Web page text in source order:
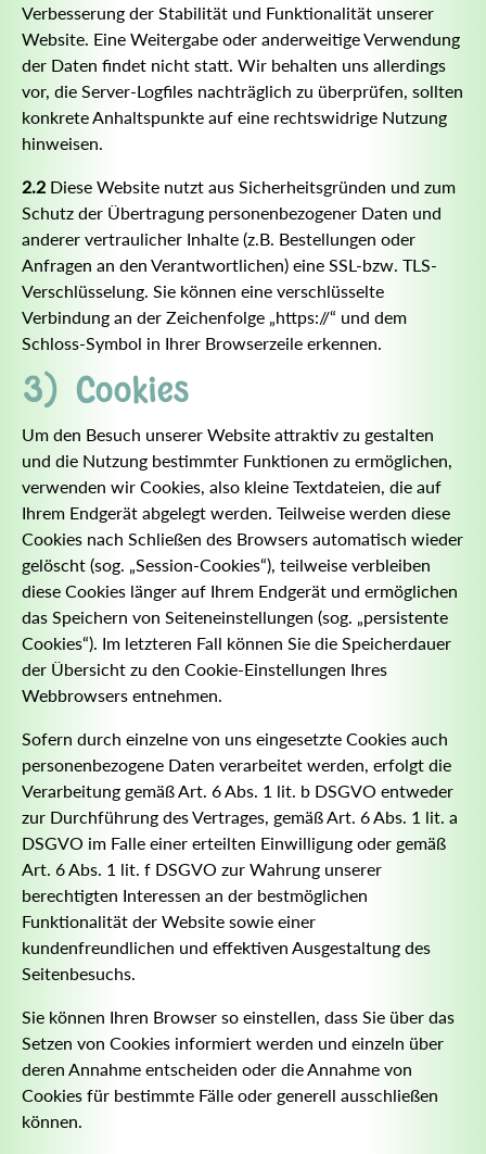
Verbesserung der Stabilität und Funktionalität unserer
Website. Eine Weitergabe oder anderweitige Verwendung
der Daten findet nicht statt. Wir behalten uns allerdings
vor, die Server-Logfiles nachträglich zu überprüfen, sollten
konkrete Anhaltspunkte auf eine rechtswidrige Nutzung
hinweisen.
2.2 Diese Website nutzt aus Sicherheitsgründen und zum
Schutz der Übertragung personenbezogener Daten und
anderer vertraulicher Inhalte (z.B. Bestellungen oder
Anfragen an den Verantwortlichen) eine SSL-bzw. TLS-
Verschlüsselung. Sie können eine verschlüsselte
Verbindung an der Zeichenfolge „https://“ und dem
Schloss-Symbol in Ihrer Browserzeile erkennen.
3) Cookies
Um den Besuch unserer Website attraktiv zu gestalten
und die Nutzung bestimmter Funktionen zu ermöglichen,
verwenden wir Cookies, also kleine Textdateien, die auf
Ihrem Endgerät abgelegt werden. Teilweise werden diese
Cookies nach Schließen des Browsers automatisch wieder
gelöscht (sog. „Session-Cookies“), teilweise verbleiben
diese Cookies länger auf Ihrem Endgerät und ermöglichen
das Speichern von Seiteneinstellungen (sog. „persistente
Cookies“). Im letzteren Fall können Sie die Speicherdauer
der Übersicht zu den Cookie-Einstellungen Ihres
Webbrowsers entnehmen.
Sofern durch einzelne von uns eingesetzte Cookies auch
personenbezogene Daten verarbeitet werden, erfolgt die
Verarbeitung gemäß Art. 6 Abs. 1 lit. b DSGVO entweder
zur Durchführung des Vertrages, gemäß Art. 6 Abs. 1 lit. a
DSGVO im Falle einer erteilten Einwilligung oder gemäß
Art. 6 Abs. 1 lit. f DSGVO zur Wahrung unserer
berechtigten Interessen an der bestmöglichen
Funktionalität der Website sowie einer
kundenfreundlichen und effektiven Ausgestaltung des
Seitenbesuchs.
Sie können Ihren Browser so einstellen, dass Sie über das
Setzen von Cookies informiert werden und einzeln über
deren Annahme entscheiden oder die Annahme von
Cookies für bestimmte Fälle oder generell ausschließen
können.